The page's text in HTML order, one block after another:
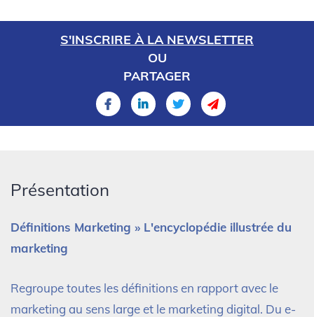
S'INSCRIRE À LA NEWSLETTER
OU
PARTAGER
Présentation
Définitions Marketing » L'encyclopédie illustrée du
marketing
Regroupe toutes les définitions en rapport avec le
marketing au sens large et le marketing digital. Du e-